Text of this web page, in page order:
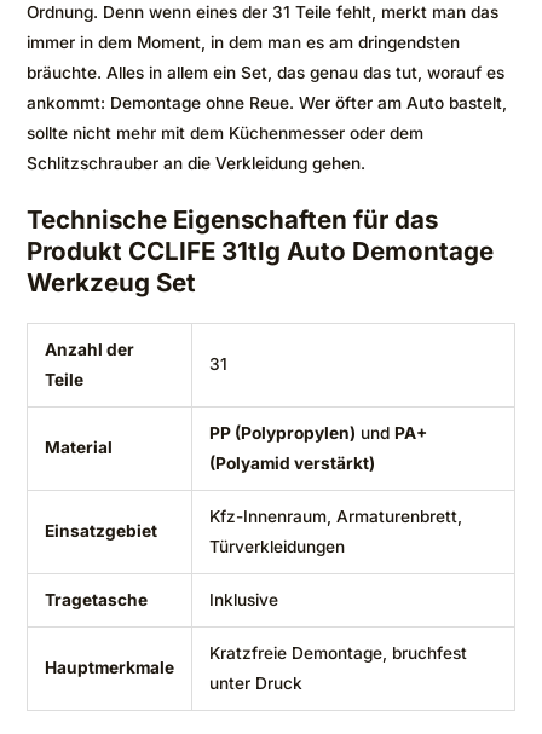
Ordnung. Denn wenn eines der 31 Teile fehlt, merkt man das
immer in dem Moment, in dem man es am dringendsten
bräuchte. Alles in allem ein Set, das genau das tut, worauf es
ankommt: Demontage ohne Reue. Wer öfter am Auto bastelt,
sollte nicht mehr mit dem Küchenmesser oder dem
Schlitzschrauber an die Verkleidung gehen.
Technische Eigenschaften für das
Produkt CCLIFE 31tlg Auto Demontage
Werkzeug Set
Anzahl der
Teile
31
Material
PP (Polypropylen) und PA+
(Polyamid verstärkt)
Einsatzgebiet
Kfz-Innenraum, Armaturenbrett,
Türverkleidungen
Tragetasche Inklusive
Hauptmerkmale
Kratzfreie Demontage, bruchfest
unter Druck